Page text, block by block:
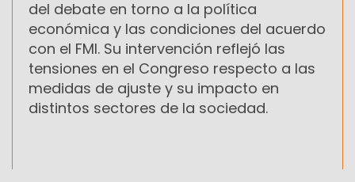
del debate en torno a la política
económica y las condiciones del acuerdo
con el FMI. Su intervención reflejó las
tensiones en el Congreso respecto a las
medidas de ajuste y su impacto en
distintos sectores de la sociedad.